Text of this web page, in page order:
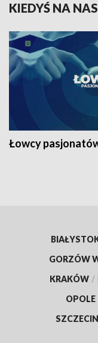
KIEDYŚ NA
Łowcy
GORZÓW
KRAKÓW /
OPOLE
SZCZECIN